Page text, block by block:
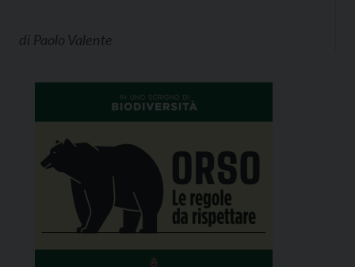
di Paolo Valente